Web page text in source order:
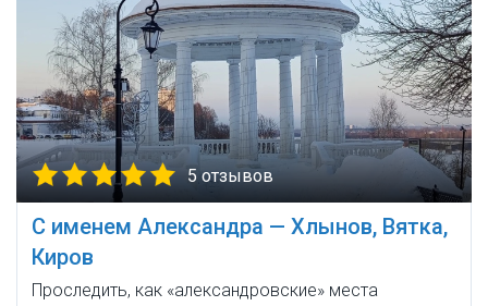
5 отзывов
С именем Александра — Хлынов, Вятка,
Киров
Проследить, как «александровские» места